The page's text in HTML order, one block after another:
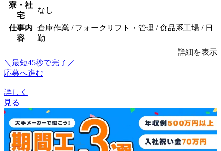
寮・社
宅
なし
仕事内
容
倉庫作業 / フォークリフト・管理 / 食品系工場 / 日
勤
詳細を表示
＼最短45秒で完了／
応募へ進む
詳しく
見る